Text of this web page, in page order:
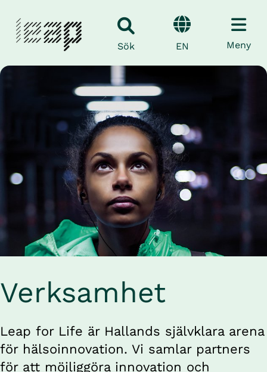
Sök EN Meny
Verksamhet
Leap for Life är Hallands självklara arena
för hälsoinnovation. Vi samlar partners
för att möjliggöra innovation och